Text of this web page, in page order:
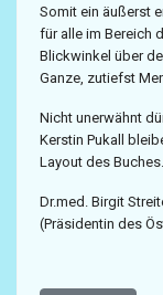
Somit ein äußerst
für alle im Bereich
Blickwinkel über
Ganze, zutiefst
Nicht unerwähnt
Kerstin Pukall
Layout des Buches.
Dr.med. Birgit
(Präsidentin des